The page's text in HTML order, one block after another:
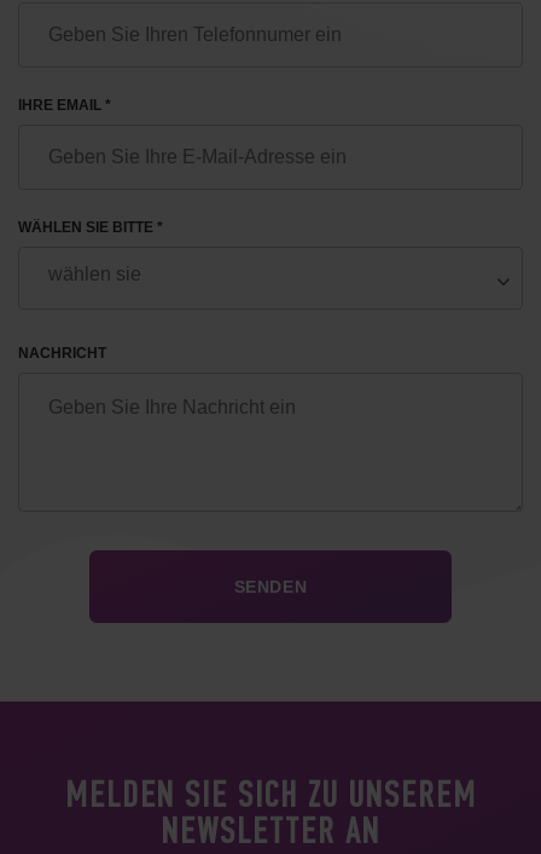
IHRE EMAIL *
WÄHLEN SIE BITTE *
NACHRICHT
MELDEN SIE SICH ZU UNSEREM
NEWSLETTER AN